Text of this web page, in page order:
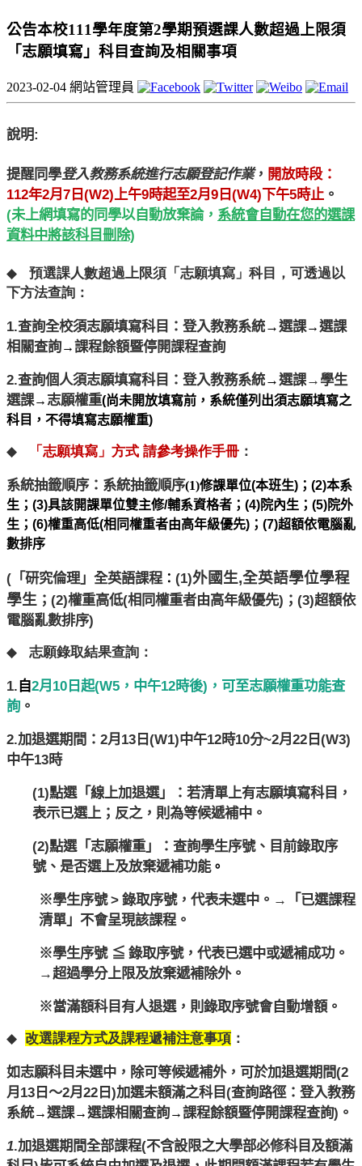
公告本校111學年度第2學期預選課人數超過上限須
「志願填寫」科目查詢及相關事項
2023-02-04 網站管理員
說明:
提醒同學登入教務系統進行志願登記作業， 開放時段：
112年2月7日(W2)上午9時起至2月9日(W4)下午5時止 。
(未上網填寫的同學以自動放棄論， 系統會自動在您的選課
資料中將該科目刪 除)
◆ 預選課人數超過上限須「志願填寫」科目， 可透過以
下方法查詢：
1.查詢全校須志願填寫科目：登入教務系統→選課→選課
相關查詢→課程餘額暨停開課程查詢
2.查詢個人須志願填寫科目：登入教務系統→選課→ 學生
選課→ 志願權重(尚未開放填寫前，系統僅列出須志願填寫之
科目， 不得填寫志願權重)
◆ 「志願填寫」方式 請參考操作手冊 ：
系統抽籤順序：系統抽籤順序(1)修課單位(本班生)；(2)本系
生；(3)具該開課單位雙主修/輔系資格者；(4)院內生；(5)院外
生；(6)權重高低(相同權重者由高年級優先)；(7)超額依電腦亂
數排序
( 「研究倫理」全英語課程 ： (1)外國生,全英語學位學程
學生 ；(2)權重高低(相同權重者由高年級優先)；(3)超額依
電腦亂數排序)
◆
志願錄取結果查詢：
1.自2月10日起(W5，中午12時後)， 可至志願權重功能查
詢 。
2.加退選期間：2月13日(W1)中午12時10分~2月22日(W3)
中午13時
(1)點選「線上加退選」：若清單上有志願填寫科目，
表示已選上；反之，則為等候遞補中。
(2)點選「志願權重」：查詢學生序號、目前錄取序
號、是否選上及放棄遞補功能。
※學生序號 > 錄取序號，代表未選中。→「已選課程
清單」 不會呈現該課程。
※學生序號 ≦ 錄取序號，代表已選中或遞補成功。
→ 超過學分上限及放棄遞補除外。
※當滿額科目有人退選，則錄取序號會自動增額。
◆ 改選課程方式及課程遞補注意事項 ：
如志願科目未選中，除可等候遞補外，可於加退選期間(2
月13日 ～2月22日)加選未額滿之科目(查詢路徑：登入教務
系統→選課→選課相關查詢→課程餘額暨停開課程查詢) 。
1.加退選期間全部課程(不含設限之大學部必修科目及額滿